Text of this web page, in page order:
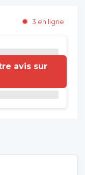
3 en ligne
avis sur